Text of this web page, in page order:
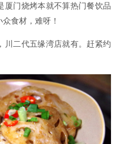
厦门烧烤本就不算热门餐饮品
食材，难呀！
川二代五缘湾店就有。赶紧约